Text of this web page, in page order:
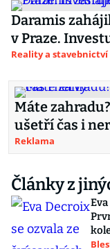
Daramis
v Praze.
Reality a stavebnictví
Máte
ušetří čas i
Reklama
Články z